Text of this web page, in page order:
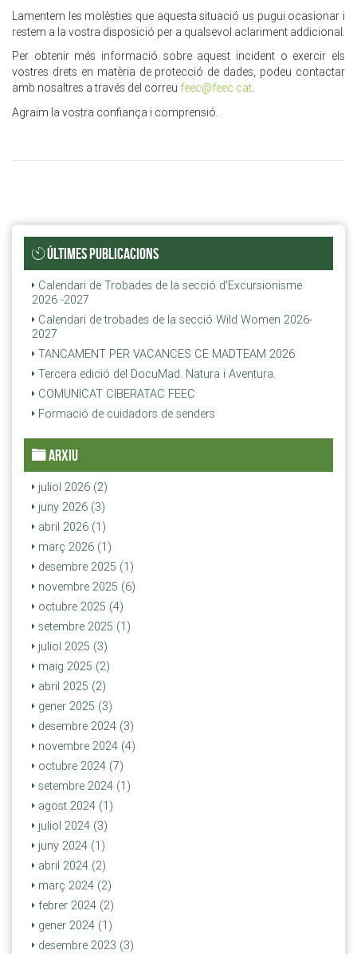
Lamentem les molèsties que aquesta situació us pugui ocasionar i
restem a la vostra disposició per a qualsevol aclariment addicional.
Per obtenir més informació sobre aquest incident o exercir els
vostres drets en matèria de protecció de dades, podeu contactar
amb nosaltres a través del correu feec@feec.cat.
Agraïm la vostra confiança i comprensió.
ÚLTIMES PUBLICACIONS
Calendari de Trobades de la secció d'Excursionisme
2026 -2027
Calendari de trobades de la secció Wild Women 2026-
2027
TANCAMENT PER VACANCES CE MADTEAM 2026
Tercera edició del DocuMad. Natura i Aventura.
COMUNICAT CIBERATAC FEEC
Formació de cuidadors de senders
ARXIU
juliol 2026 (2)
juny 2026 (3)
abril 2026 (1)
març 2026 (1)
desembre 2025 (1)
novembre 2025 (6)
octubre 2025 (4)
setembre 2025 (1)
juliol 2025 (3)
maig 2025 (2)
abril 2025 (2)
gener 2025 (3)
desembre 2024 (3)
novembre 2024 (4)
octubre 2024 (7)
setembre 2024 (1)
agost 2024 (1)
juliol 2024 (3)
juny 2024 (1)
abril 2024 (2)
març 2024 (2)
febrer 2024 (2)
gener 2024 (1)
desembre 2023 (3)